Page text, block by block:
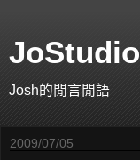
JoStudio
Josh的閒言閒語
2009/07/05